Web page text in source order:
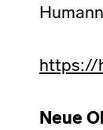
https://
Neue